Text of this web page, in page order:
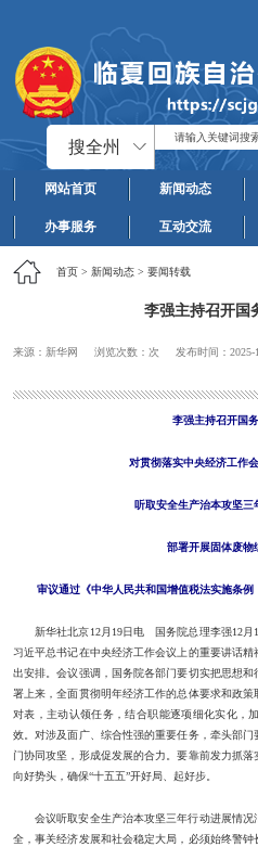
搜全州
网站首页 新闻动态
办事服务 互动交流
首页> 新闻动态> 要闻转载
李强主持召开国
来源：新华网 浏览次数： 次 发布时间： 2025-
李强主持召开国
对贯彻落实中央经济工作
听取安全生产治本攻坚三
部署开展固体废物
审议通过《中华人民共和国增值税法实施条例
新华社北京12月19日电 国务院总理李强12月
习近平总书记在中央经济工作会议上的重要讲话
出安排。会议强调，国务院各部门要切实把思想
署上来，全面贯彻明年经济工作的总体要求和政
对表，主动认领任务，结合职能逐项细化实化，
效。对涉及面广、综合性强的重要任务，牵头部
门协同攻坚，形成促发展的合力。要靠前发力抓
向好势头，确保“十五五”开好局、起好步。
会议听取安全生产治本攻坚三年行动进展情况
全，事关经济发展和社会稳定大局，必须始终警